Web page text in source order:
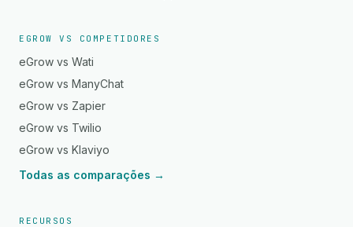
EGROW VS COMPETIDORES
eGrow vs Wati
eGrow vs ManyChat
eGrow vs Zapier
eGrow vs Twilio
eGrow vs Klaviyo
Todas as comparações →
RECURSOS